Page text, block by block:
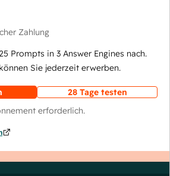
Zahlung
Prompts in 3 Answer Engines nach.
Sie jederzeit erwerben.
28 Tage testen
erforderlich.